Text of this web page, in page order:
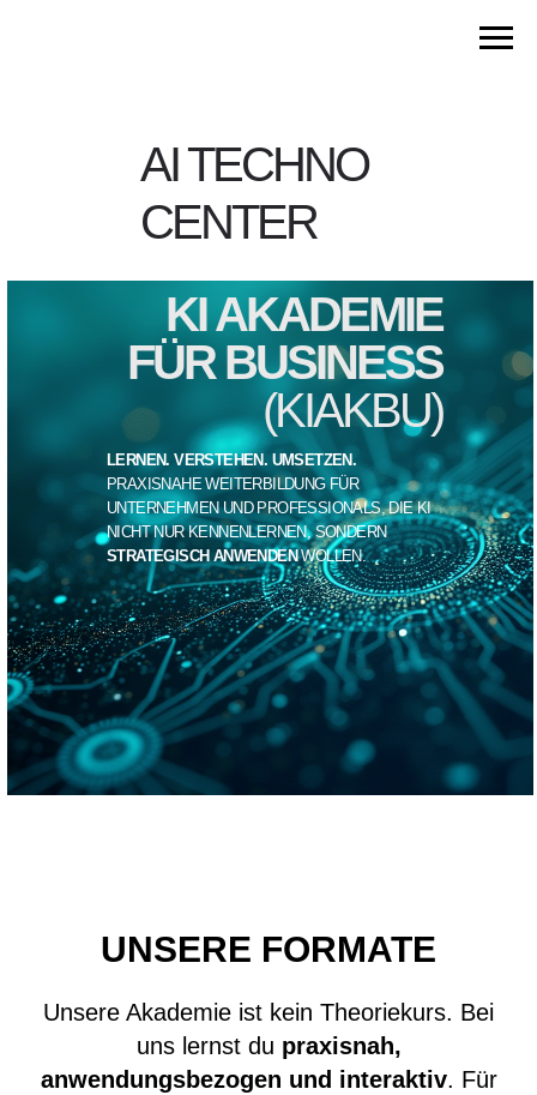
AI TECHNO
CENTER
KI AKADEMIE
FÜR BUSINESS
(KIAKBU)
LERNEN. VERSTEHEN. UMSETZEN.
PRAXISNAHE WEITERBILDUNG FÜR
UNTERNEHMEN UND PROFESSIONALS, DIE KI
NICHT NUR KENNENLERNEN, SONDERN
STRATEGISCH ANWENDENWOLLEN.
UNSERE FORMATE
Unsere Akademie ist kein Theoriekurs. Bei
uns lernst du praxisnah,
anwendungsbezogen und interaktiv. Für